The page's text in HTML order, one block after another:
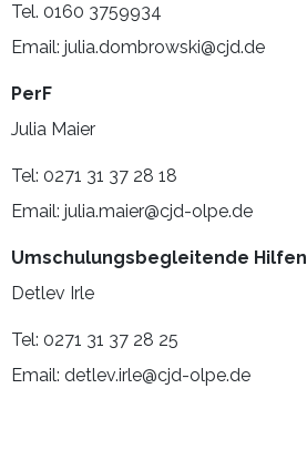
Tel. 0160 3759934
Email: julia.dombrowski@cjd.de
PerF
Julia Maier
Tel: 0271 31 37 28 18
Email: julia.maier@cjd-olpe.de
Umschulungsbegleitende Hilfen
Detlev Irle
Tel: 0271 31 37 28 25
Email: detlev.irle@cjd-olpe.de